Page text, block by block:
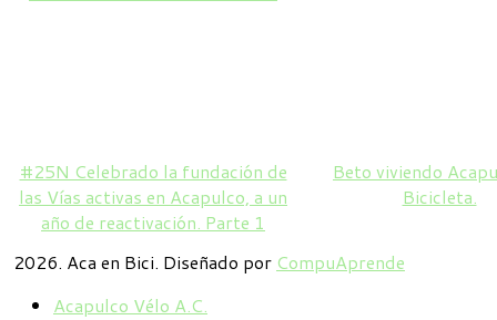
#25N Celebrado la fundación de
las Vías activas en Acapulco, a un
año de reactivación. Parte 1
Beto viviendo
Bicicleta.
2026. Aca en Bici. Diseñado por CompuAprende
Acapulco Vélo A.C.